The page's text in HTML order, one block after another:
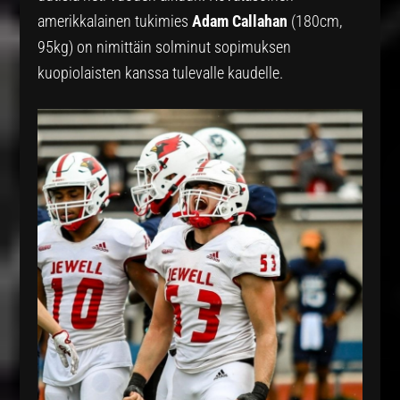
amerikkalainen tukimiesAdam Callahan (180cm,
95kg) on nimittäin solminut sopimuksen
kuopiolaisten kanssa tulevalle kaudelle.